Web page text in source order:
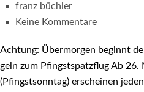
franz büchler
Keine Kommentare
Ach­tung: Über­mor­gen beginnt
geln zum Pfingst­spatz­flug Ab
(Pfingst­sonn­tag) erschei­nen